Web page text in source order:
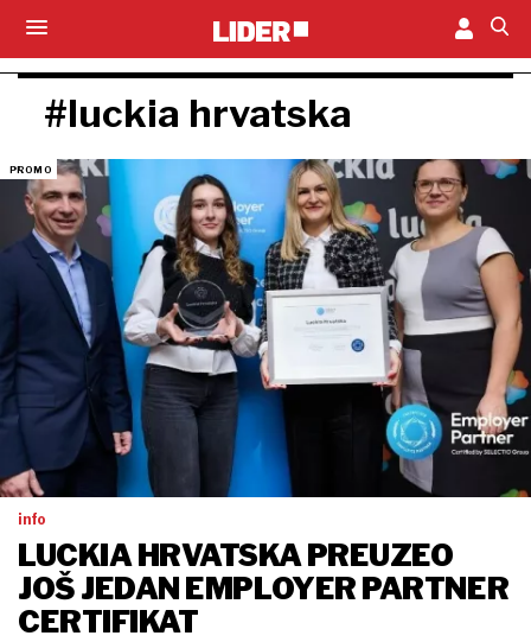
#luckia hrvatska
info
LUCKIA HRVATSKA PREUZEO
JOŠ JEDAN EMPLOYER PARTNER
CERTIFIKAT